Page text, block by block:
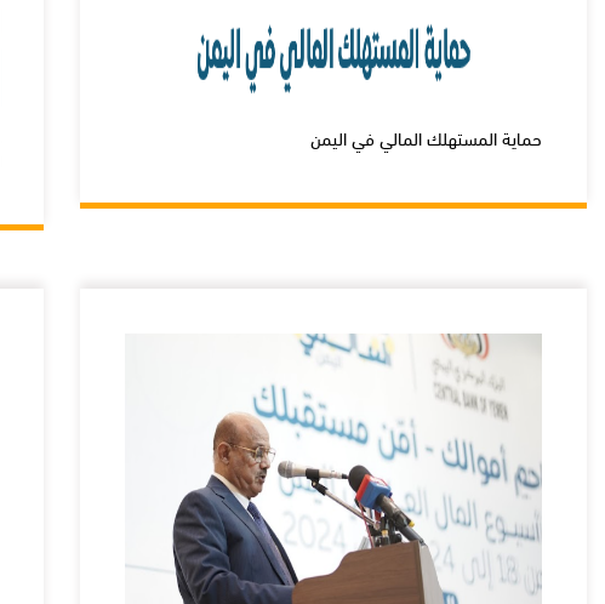
حماية المستهلك المالي في اليمن